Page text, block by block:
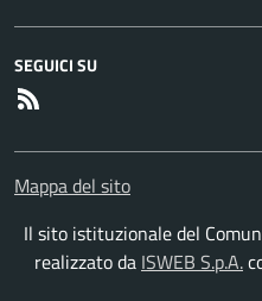
SEGUICI SU
Mappa del sito
Il sito istituzionale del
realizzato da ISWEB S.p.A.